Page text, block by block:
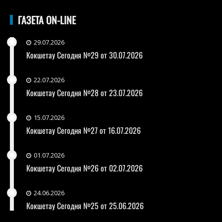
ГАЗЕТА ON-LINE
29.07.2026
Кокшетау Сегодня №29 от 30.07.2026
22.07.2026
Кокшетау Сегодня №28 от 23.07.2026
15.07.2026
Кокшетау Сегодня №27 от 16.07.2026
01.07.2026
Кокшетау Сегодня №26 от 02.07.2026
24.06.2026
Кокшетау Сегодня №25 от 25.06.2026